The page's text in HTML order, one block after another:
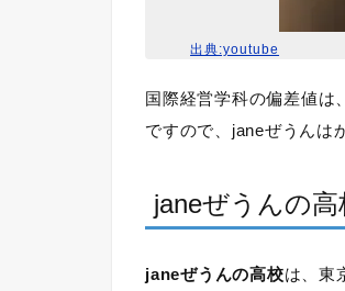
出典:youtube
国際経営学科の偏差値は、
ですので、janeぜうんは
janeぜうんの高
janeぜうんの高校は、東